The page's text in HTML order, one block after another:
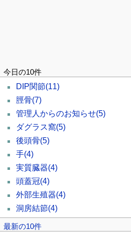
今日の10件
DIP関節(11)
脛骨(7)
管理人からのお知らせ(5)
ダグラス窩(5)
後頭骨(5)
手(4)
実質臓器(4)
頭蓋冠(4)
外部生殖器(4)
洞房結節(4)
最新の10件